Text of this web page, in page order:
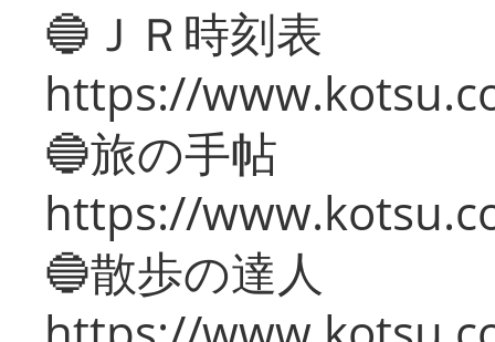
🔵ＪＲ時刻表
https://
🔵旅の手帖
https://
🔵散歩の達人